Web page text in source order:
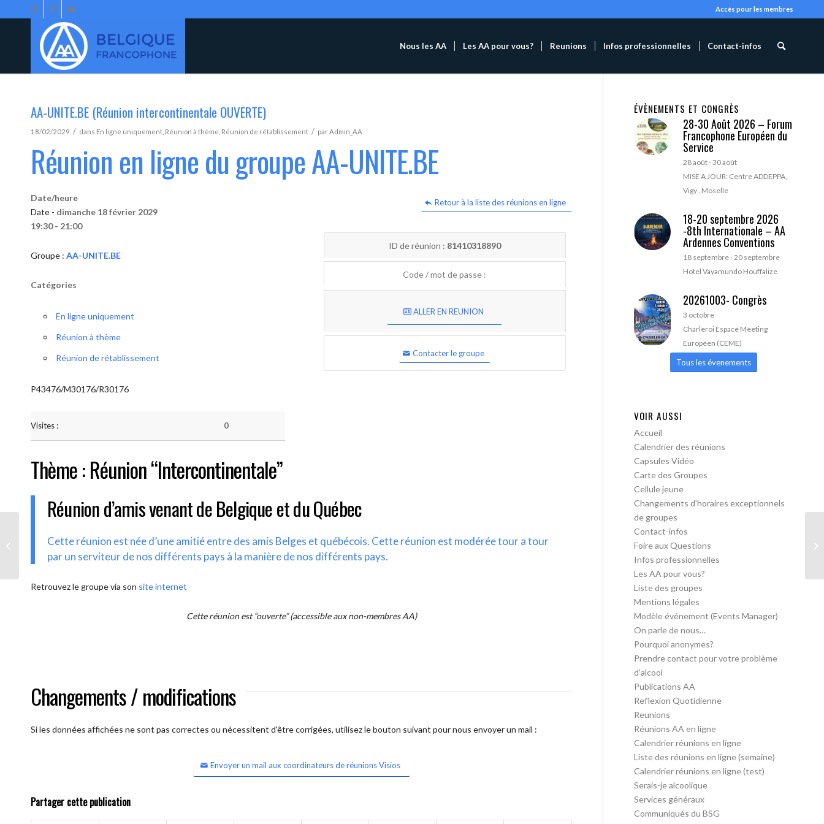
Accès pour les membres
Nous les AA Les AA pour vous? Reunions Infos professionnelles Contact-infos
AA-UNITE.BE (Réunion intercontinentale OUVERTE)
18/02/2029 / dans En ligne uniquement Réunion à thème Réunion de rétablissement / parAdmin_AA
Réunion en ligne du groupe AA-UNITE.BE
Retour à la liste des réunions en ligne
Date/heure
Date - dimanche 18 février 2029
19:30 - 21:00
Groupe : AA-UNITE.BE
Catégories
En ligne uniquement
Réunion à thème
Réunion de rétablissement
P43476/M30176/R30176
Visites : 0
ID de réunion : 81410318890
Code / mot de passe :
ALLER EN REUNION
Contacter le groupe
Thème : Réunion “Intercontinentale”
Réunion d’amis venant de Belgique et du Québec
Cette réunion est née d’une amitié entre des amis Belges et québécois. Cette réunion est modérée tour a tour
par un serviteur de nos différents pays à la manière de nos différents pays.
Retrouvez le groupe via son site internet
Cette réunion est “ouverte” (accessible aux non-membres AA)
Changements / modifications
Si les données affichées ne sont pas correctes ou nécessitent d'être corrigées, utilisez le bouton suivant pour nous envoyer un mail :
Envoyer un mail aux coordinateurs de réunions Visios
Partager cette publication
ÉVÈNEMENTS ET CONGRÈS
28-30 Août 2026 – Forum
Francophone Européen du
Service
28 août-30 août
MISE A JOUR: Centre ADDEPPA,
Vigy , Moselle
18-20 septembre 2026
-8th Internationale – AA
Ardennes Conventions
18 septembre-20 septembre
Hotel Vayamundo Houffalize
20261003- Congrès
3 octobre
Charleroi Espace Meeting
Européen (CEME)
Tous les évenements
VOIR AUSSI
Accueil
Calendrier des réunions
Capsules Vidéo
Carte des Groupes
Cellule jeune
Changements d’horaires exceptionnels
de groupes
Contact-infos
Foire aux Questions
Infos professionnelles
Les AA pour vous?
Liste des groupes
Mentions légales
Modèle événement (Events Manager)
On parle de nous…
Pourquoi anonymes?
Prendre contact pour votre problème
d’alcool
Publications AA
Reflexion Quotidienne
Reunions
Réunions AA en ligne
Calendrier réunions en ligne
Liste des réunions en ligne (semaine)
Calendrier réunions en ligne (test)
Serais-je alcoolique
Services généraux
Communiqués du BSG
AA-UNITE.BE (Réunion
intercontinentale OUVERTE)